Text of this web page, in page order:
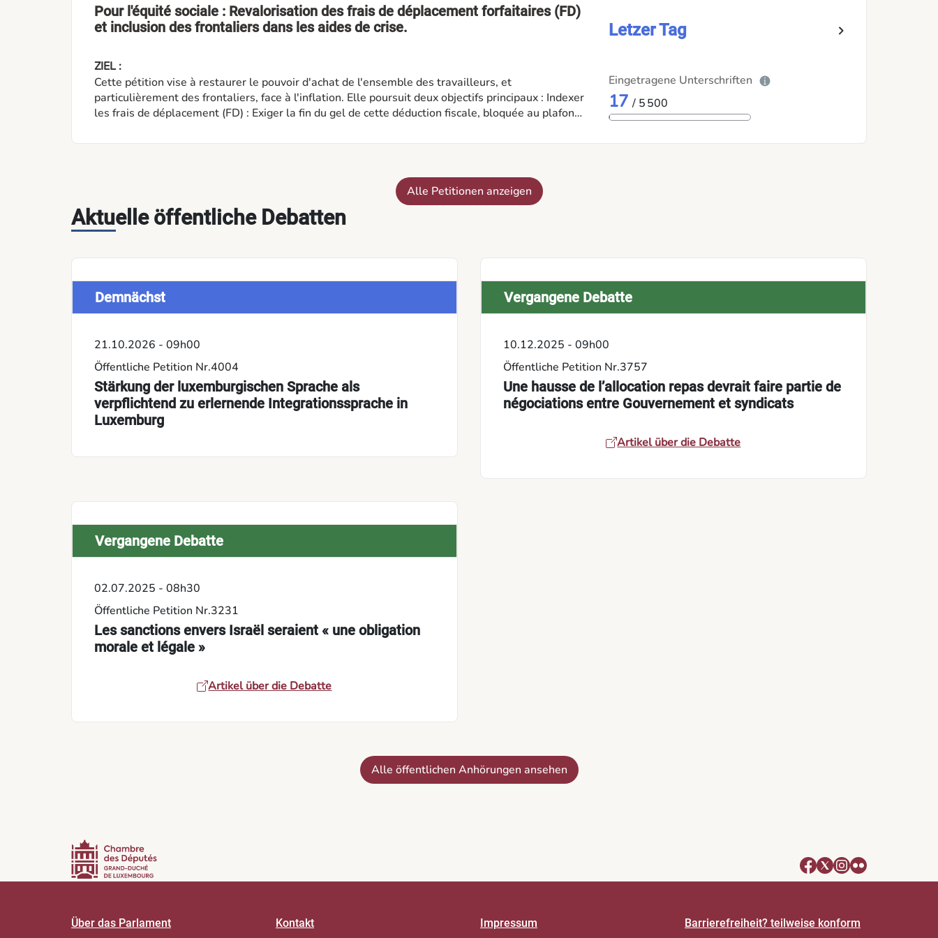
Pour l'équité sociale : Revalorisation des frais de déplacement forfaitaires (FD)
et inclusion des frontaliers dans les aides de crise.
ZIEL :
Cette pétition vise à restaurer le pouvoir d'achat de l'ensemble des travailleurs, et
particulièrement des frontaliers, face à l'inflation. Elle poursuit deux objectifs principaux : Indexer
les frais de déplacement (FD) : Exiger la fin du gel de cette déduction fiscale, bloquée au plafond
et paient leurs impôts au même titre que les résidents, et demander la mise en place d'un
Letzer Tag
Eingetragene Unterschriften
17/ 5 500
Alle Petitionen anzeigen
Aktuelle öffentliche Debatten
Demnächst
Stärkung der luxemburgischen Sprache als
verpflichtend zu erlernende Integrationssprache in
Luxemburg
Öffentliche Petition Nr.4004
21.10.2026 - 09h00
Vergangene Debatte
Une hausse de l’allocation repas devrait faire partie de
négociations entre Gouvernement et syndicats
Öffentliche Petition Nr.3757
10.12.2025 - 09h00
Artikel über die Debatte
Vergangene Debatte
Les sanctions envers Israël seraient « une obligation
morale et légale »
Öffentliche Petition Nr.3231
02.07.2025 - 08h30
Artikel über die Debatte
Alle öffentlichen Anhörungen ansehen
Über das Parlament Kontakt Impressum Barrierefreiheit? teilweise konform